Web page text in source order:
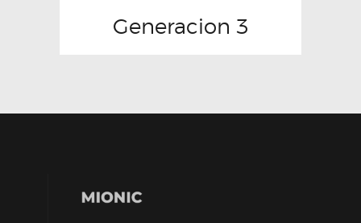
Generacion 3